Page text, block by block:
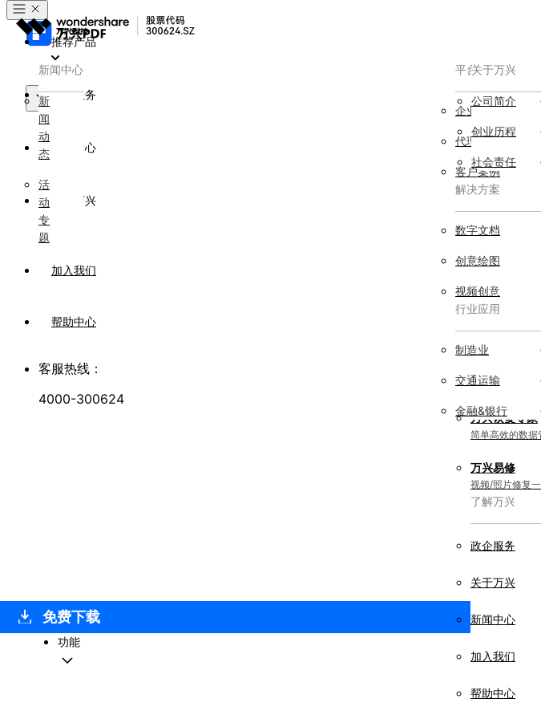
推荐产品
AIGC数字创意
视频创意
万兴剧厂
AI驱动的一站式
台
万兴喵影
AI赋能，你也是
万兴天幕
实用工具
实用工具
万兴恢复专家
简单高效的数据
万兴易修
视频/照片修复
了解万兴
政企服务
关于万兴
新闻中心
加入我们
帮助中心
政企服务
平台服务
企业用户
代理商
客户案例
解决方案
数字文档
创意绘图
视频创意
行业应用
制造业
交通运输
金融&银行
新闻中心
新闻中心
新
闻
动
态
活
动
专
题
关于万兴
关于万兴
公司简介
创业历程
社会责任
加入我们
帮助中心
客服热线：
4000-300624
免费下载
功能